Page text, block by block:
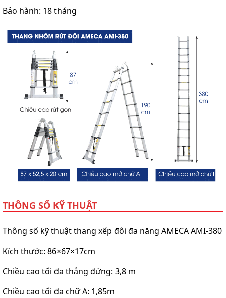
Bảo hành: 18 tháng
THÔNG SỐ KỸ THUẬT
Thông số kỹ thuật thang xếp đôi đa năng AMECA AMI-380
Kích thước: 86×67×17cm
Chiều cao tối đa thẳng đứng: 3,8 m
Chiều cao tối đa chữ A: 1,85m